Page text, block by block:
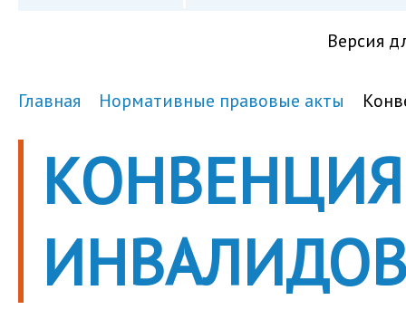
Версия
Главная Нормативные правовые акты